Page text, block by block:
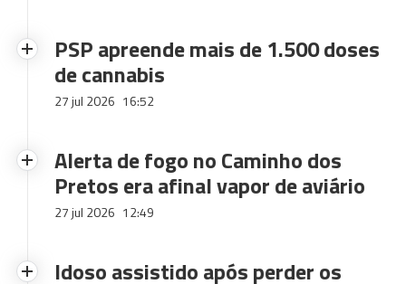
PSP apreende mais de 1.500 doses
de cannabis
27 jul 2026 16:52
Alerta de fogo no Caminho dos
Pretos era afinal vapor de aviário
27 jul 2026 12:49
Idoso assistido após perder os